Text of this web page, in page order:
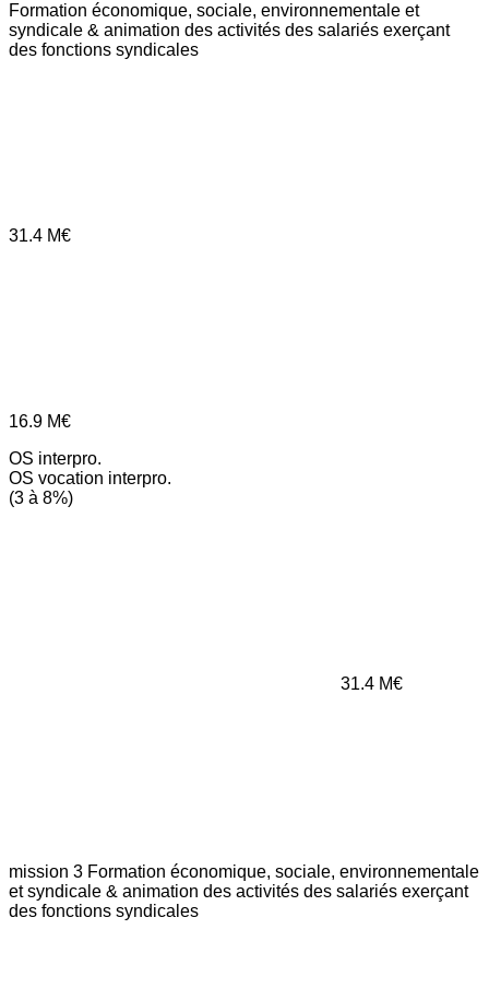
Formation économique, sociale, environnementale et
syndicale & animation des activités des salariés exerçant
des fonctions syndicales
31.4 M€
16.9 M€
OS interpro.
OS vocation interpro.
(3 à 8%)
31.4 M€
mission 3 Formation économique, sociale, environnementale
et syndicale & animation des activités des salariés exerçant
des fonctions syndicales